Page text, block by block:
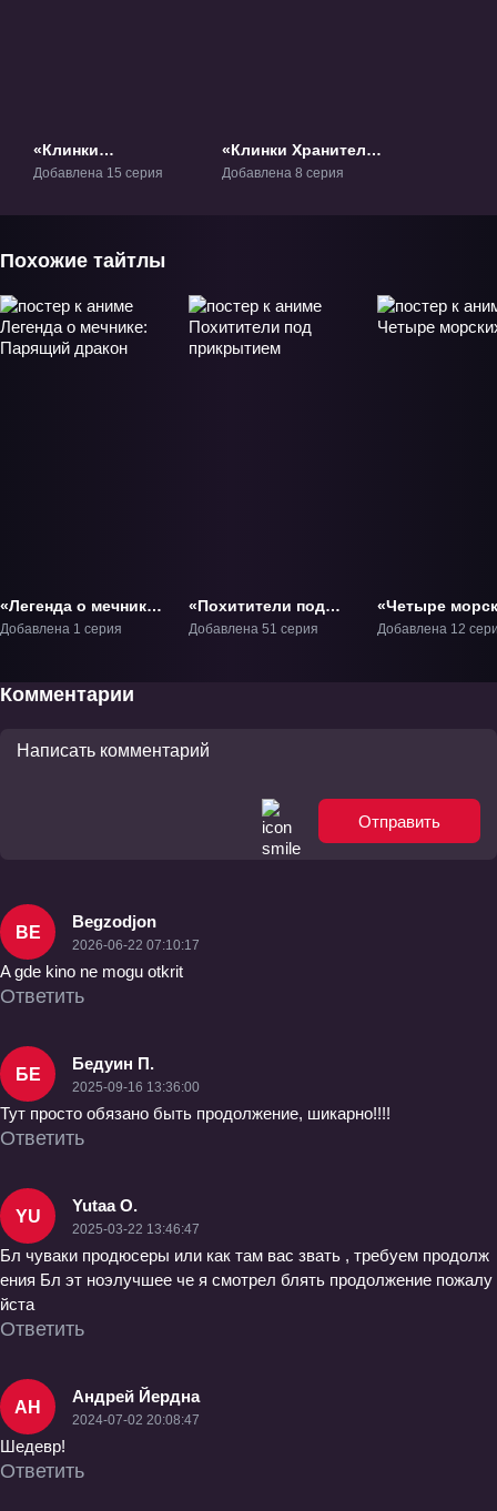
«Клинки
Хранителей» ТВ-1
Добавлена 15 серия
«Клинки Хранителей
2» ТВ-2
Добавлена 8 серия
Похожие тайтлы
«Легенда о мечнике:
Парящий дракон»
Добавлена 1 серия
«Похитители под
прикрытием» ТВ-1
Добавлена 51 серия
«Четыре
кита» ТВ-1
Добавлена 12
Комментарии
Отправить
BE
Begzodjon
2026-06-22 07:10:17
A gde kino ne mogu otkrit
Ответить
БЕ
Бедуин П.
2025-09-16 13:36:00
Тут просто обязано быть продолжение, шикарно!!!!
Ответить
YU
Yutaa O.
2025-03-22 13:46:47
Бл чуваки продюсеры или как там вас звать , требуем продолж
ения Бл эт ноэлучшее че я смотрел блять продолжение пожалу
йста
Ответить
АН
Андрей Йердна
2024-07-02 20:08:47
Шедевр!
Ответить